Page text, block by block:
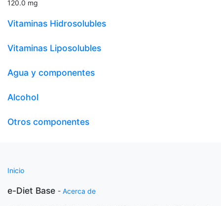
120.0 mg
Vitaminas Hidrosolubles
Vitaminas Liposolubles
Agua y componentes
Alcohol
Otros componentes
Inicio
e-Diet Base - Acerca de